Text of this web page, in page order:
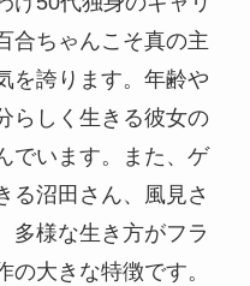
合ちゃんこそ真の主
を誇ります。年齢や
らしく生きる彼女の
でいます。また、ゲ
る沼田さん、風見さ
多様な生き方がフラ
の大きな特徴です。